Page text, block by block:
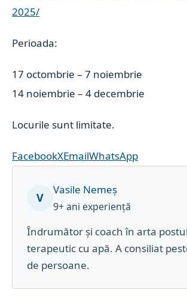
2025/
Perioada:
17 octombrie – 7 noiembrie
14 noiembrie – 4 decembrie
Locurile sunt limitate.
FacebookXEmailWhatsApp
V
Vasile Nemeș
9+ ani experiență
Îndrumător și coach în arta
terapeutic cu apă. A consiliat
de persoane.